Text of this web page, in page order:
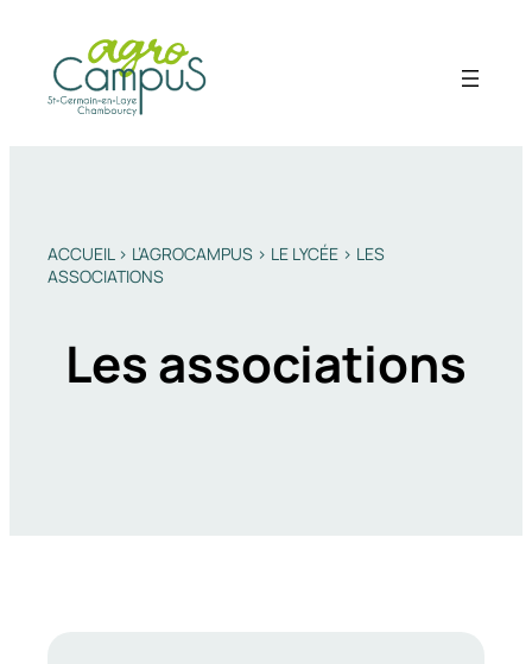
contenu
ACCUEIL> L’AGROCAMPUS > LE LYCÉE > LES
ASSOCIATIONS
Les associations